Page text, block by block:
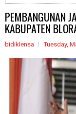
PEMBANGUNAN
KABUPATEN
bidiklensa Tuesday,